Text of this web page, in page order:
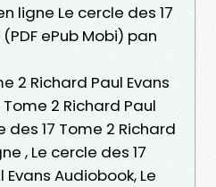
ligne Le cercle des 17
ePub Mobi) pan
2 Richard Paul Evans
Tome 2 Richard Paul
des 17 Tome 2 Richard
, Le cercle des 17
Audiobook, Le